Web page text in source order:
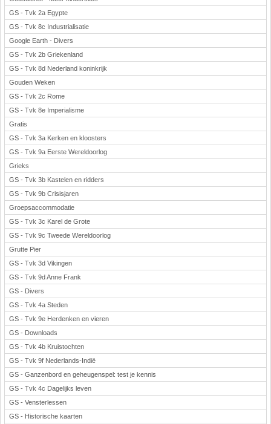
GS - Tvk 2a Egypte
GS - Tvk 8c Industrialisatie
Google Earth - Divers
GS - Tvk 2b Griekenland
GS - Tvk 8d Nederland koninkrijk
Gouden Weken
GS - Tvk 2c Rome
GS - Tvk 8e Imperialisme
Gratis
GS - Tvk 3a Kerken en kloosters
GS - Tvk 9a Eerste Wereldoorlog
Grieks
GS - Tvk 3b Kastelen en ridders
GS - Tvk 9b Crisisjaren
Groepsaccommodatie
GS - Tvk 3c Karel de Grote
GS - Tvk 9c Tweede Wereldoorlog
Grutte Pier
GS - Tvk 3d Vikingen
GS - Tvk 9d Anne Frank
GS - Divers
GS - Tvk 4a Steden
GS - Tvk 9e Herdenken en vieren
GS - Downloads
GS - Tvk 4b Kruistochten
GS - Tvk 9f Nederlands-Indië
GS - Ganzenbord en geheugenspel: test je kennis
GS - Tvk 4c Dagelijks leven
GS - Vensterlessen
GS - Historische kaarten